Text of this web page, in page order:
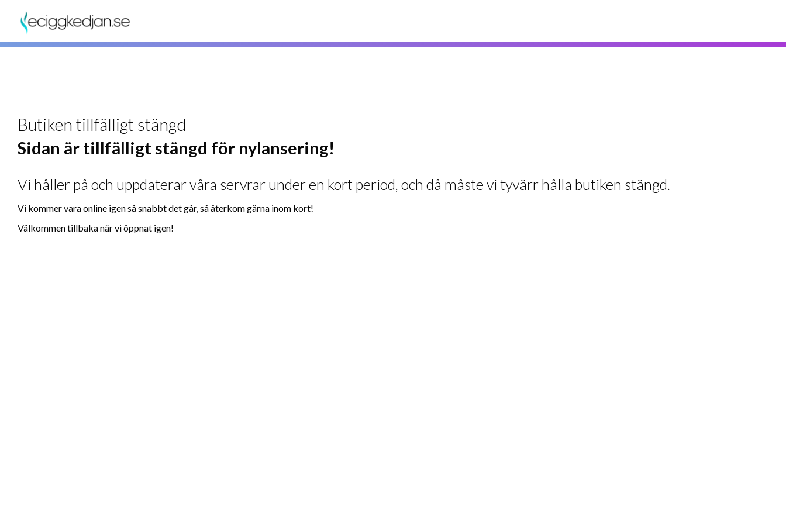
Butiken tillfälligt stängd
Sidan är tillfälligt stängd för nylansering!
Vi håller på och uppdaterar våra servrar under en kort period, och då måste vi tyvärr hålla butiken stängd.
Vi kommer vara online igen så snabbt det går, så återkom gärna inom kort!
Välkommen tillbaka när vi öppnat igen!